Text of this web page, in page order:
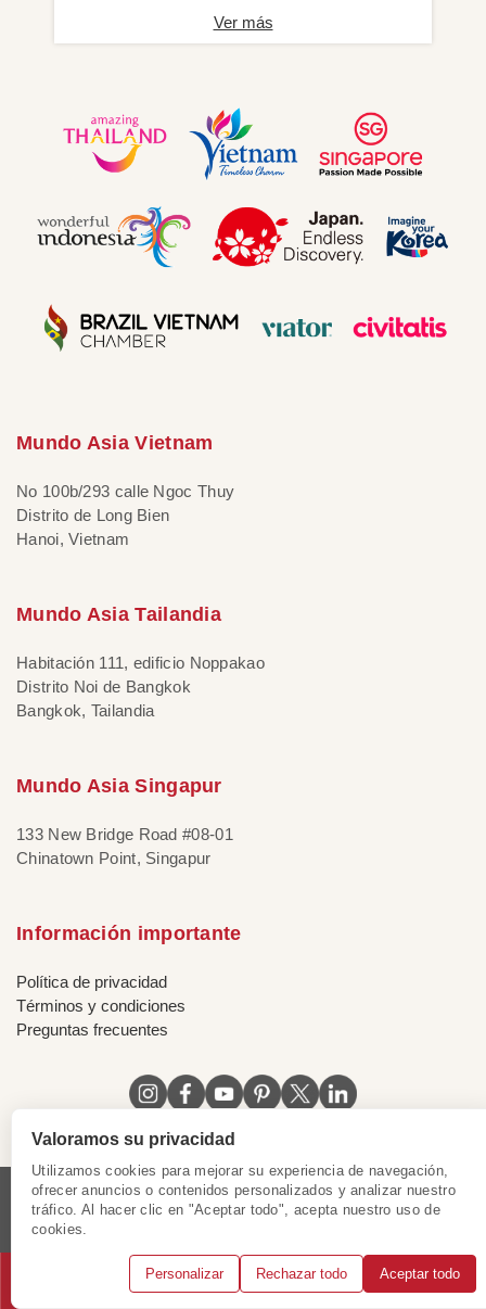
Ver más
Mundo Asia Vietnam
No 100b/293 calle Ngoc Thuy
Distrito de Long Bien
Hanoi, Vietnam
Mundo Asia Tailandia
Habitación 111, edificio Noppakao
Distrito Noi de Bangkok
Bangkok, Tailandia
Mundo Asia Singapur
133 New Bridge Road #08-01
Chinatown Point, Singapur
Información importante
Política de privacidad
Términos y condiciones
Preguntas frecuentes
Licencia de Vietnam | Certificado de Singapur
|
Certificado de Hong Kong, China
© 2018 - 2025 Mundo Asia. Reservados todos los derechos.
Valoramos su privacidad
Utilizamos cookies para mejorar su experiencia de navegación,
ofrecer anuncios o contenidos personalizados y analizar nuestro
tráfico. Al hacer clic en "Aceptar todo", acepta nuestro uso de
cookies.
Personalizar Rechazar todo Aceptar todo